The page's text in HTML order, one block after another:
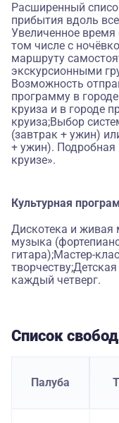
Расширенный
прибытия вдоль
Увеличенное время
том числе с
маршруту
экскурсионными
Возможность
программу в
круиза и в городе
круиза;Выбор
(завтрак + ужин)
+ ужин). Подробная
круизе».
Культурная
Дискотека и живая
музыка
гитара);Мастер-
каждый четверг.
Список
Палуба